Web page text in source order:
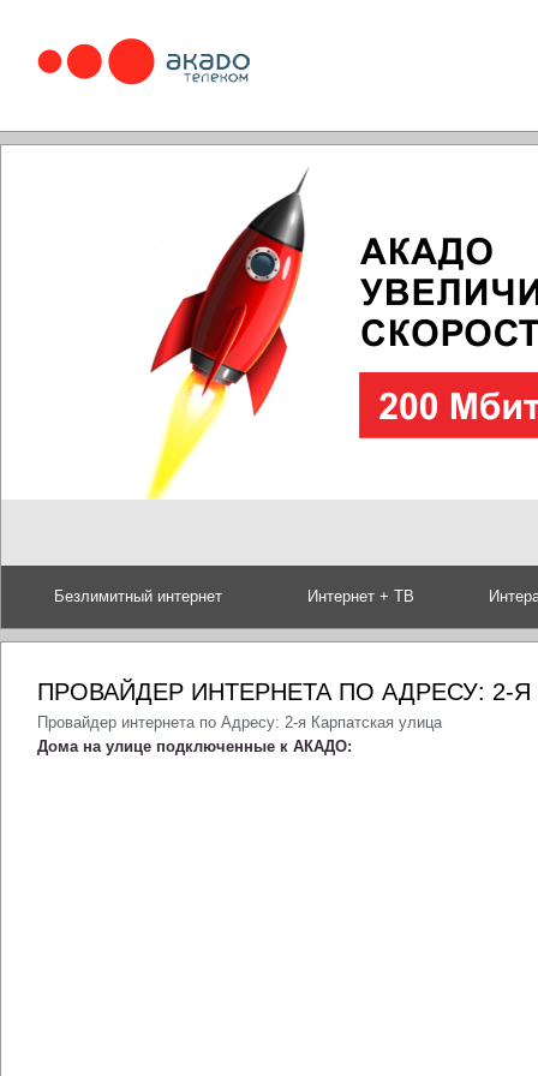
Безлимитный интернет Интернет + ТВ
ПРОВАЙДЕР ИНТЕРНЕТА ПО АДРЕСУ: 2-
Провайдер интернета по Адресу: 2-я Карпатская улица
Дома на улице подключенные к АКАДО: